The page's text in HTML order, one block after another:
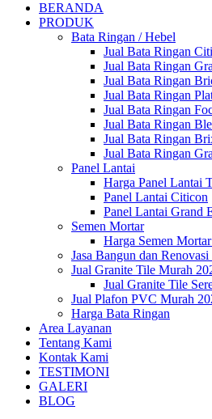
BERANDA
PRODUK
Bata Ringan / Hebel
Jual Bata Ringan
Jual Bata Ringan
Jual Bata Ringan
Jual Bata Ringan
Jual Bata Ringan
Jual Bata Ringan
Jual Bata Ringan
Jual Bata Ringan
Panel Lantai
Harga Panel Lantai
Panel Lantai Citicon
Panel Lantai Grand
Semen Mortar
Harga Semen
Jasa Bangun dan Renovasi
Jual Granite Tile Murah
Jual Granite Tile
Jual Plafon PVC Murah
Harga Bata Ringan
Area Layanan
Tentang Kami
Kontak Kami
TESTIMONI
GALERI
BLOG